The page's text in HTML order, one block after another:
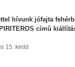
hívunk jófajta
címû
15. kedd